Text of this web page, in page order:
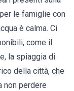
le famiglie con
è calma. Ci
come il
la spiaggia di
della città, che
non perdere